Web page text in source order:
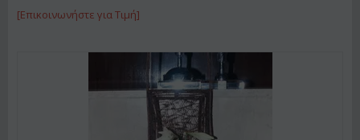
[Επικοινωνήστε για Τιμή]